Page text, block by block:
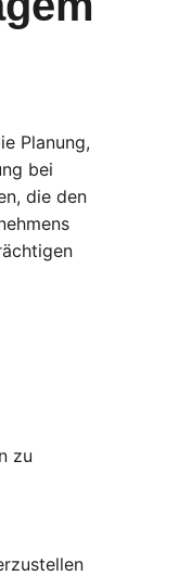
Planung,
bei
die den
zu